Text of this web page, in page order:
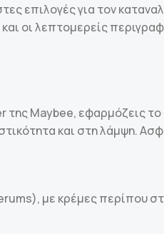
επιλογές για τον
λεπτομερείς
Maybee, εφαρμόζεις
και στη λάμψη.
με κρέμες περίπου